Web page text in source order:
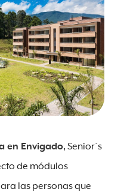
en Envigado, Senior´s
de módulos
las personas que